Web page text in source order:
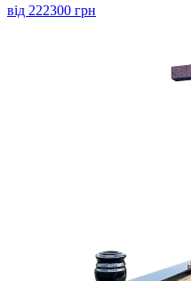
від 222300 грн